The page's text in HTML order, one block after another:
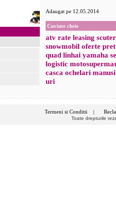
Adaugat pe 12.05.2014
Cuvinte cheie
atv rate leasing
snowmobil oferte
quad linhai yamaha
logistic
casca ochelari
uri
Termeni si Conditii
Toate drepturile